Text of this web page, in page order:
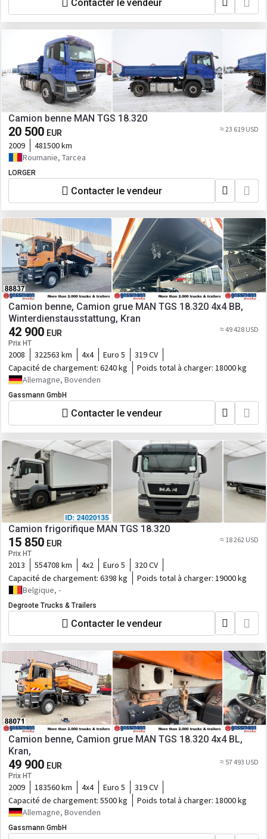
Contacter le vendeur
Camion benne MAN TGS 18.320
20 500 EUR ≈ 23 619 USD
2009
481500 km
Roumanie, Tarcea
LORGER
Contacter le vendeur
Camion benne, Camion grue MAN TGS 18.320 4x4 BB,
Winterdienstausstattung, Kran
42 900 EUR
Prix HT
≈ 49 428 USD
2008 322563 km 4x4 Euro 5
319 CV
Capacité de chargement: 6240 kg Poids total à charger: 18000 kg
Allemagne, Bovenden
Gassmann GmbH
Contacter le vendeur
Camion frigorifique MAN TGS 18.320
15 850 EUR
Prix HT
≈ 18 262 USD
2013 554708 km 4x2 Euro 5
320 CV
Capacité de chargement: 6398 kg Poids total à charger: 19000 kg
Belgique, -
Degroote Trucks & Trailers
Contacter le vendeur
Camion benne, Camion grue MAN TGS 18.320 4x4 BL,
Kran,
49 900 EUR
Prix HT
≈ 57 493 USD
2009 183560 km 4x4 Euro 5
319 CV
Capacité de chargement: 5500 kg Poids total à charger: 18000 kg
Allemagne, Bovenden
Gassmann GmbH